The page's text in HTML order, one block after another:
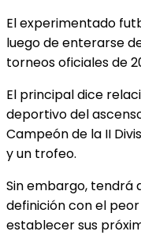
El experimentado
luego de enterarse
torneos oficiales de
El principal dice
deportivo del
Campeón de la II
y un trofeo.
Sin embargo, tendrá
definición con el
establecer sus